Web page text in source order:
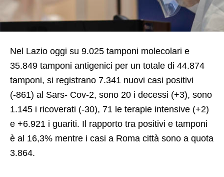
Nel Lazio oggi su 9.025 tamponi molecolari e
35.849 tamponi antigenici per un totale di 44.874
tamponi, si registrano 7.341 nuovi casi positivi
(-861) al Sars- Cov-2, sono 20 i decessi (+3), sono
1.145 i ricoverati (-30), 71 le terapie intensive (+2)
e +6.921 i guariti. Il rapporto tra positivi e tamponi
è al 16,3% mentre i casi a Roma città sono a quota
3.864.